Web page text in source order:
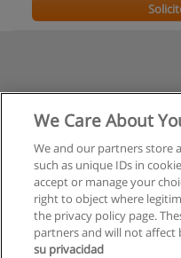
We Care About
We and our partners store
such as unique IDs in
accept or manage your
right to object where
the privacy policy page.
partners and will not affect
su privacidad